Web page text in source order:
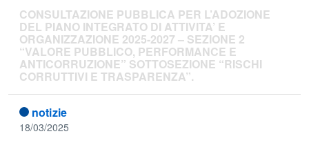
CONSULTAZIONE PUBBLICA PER L’ADOZIONE
DEL PIANO INTEGRATO DI ATTIVITA’ E
ORGANIZZAZIONE 2025-2027 – SEZIONE 2
“VALORE PUBBLICO, PERFORMANCE E
ANTICORRUZIONE” SOTTOSEZIONE “RISCHI
CORRUTTIVI E TRASPARENZA”.
notizie
18/03/2025